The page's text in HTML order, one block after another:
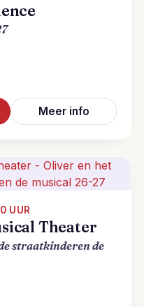
Meer info
UUR
Theater
straatkinderen de